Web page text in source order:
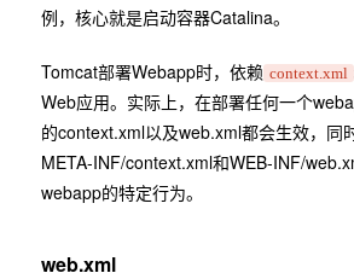
例，核心就是启动容器Catalina。
Tomcat部署Webapp时，依赖 context.xml
Web应用。实际上，在部署任何一个
的context.xml以及web.xml都会生效，同
META-INF/context.xml和WEB-INF/
webapp的特定行为。
web.xml